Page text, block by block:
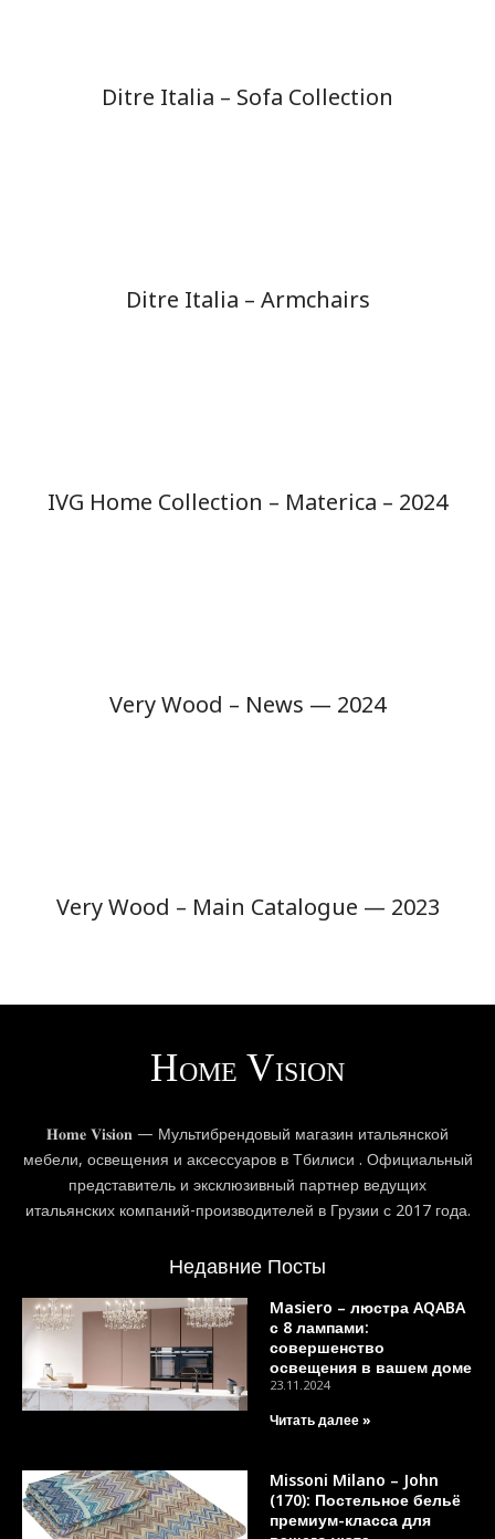
Ditre Italia – Sofa Collection
Ditre Italia – Armchairs
IVG Home Collection – Materica – 2024
Very Wood – News — 2024
Very Wood – Main Catalogue — 2023
𝐇𝐨𝐦𝐞 𝐕𝐢𝐬𝐢𝐨𝐧 — Мультибрендовый магазин итальянской
мебели, освещения и аксессуаров в Тбилиси . Официальный
представитель и эксклюзивный партнер ведущих
итальянских компаний-производителей в Грузии с 2017 года.
Недавние Посты
Masiero – люстра AQABA
с 8 лампами:
совершенство
освещения в вашем доме
23.11.2024
Читать далее »
Missoni Milano – John
(170): Постельное бельё
премиум-класса для